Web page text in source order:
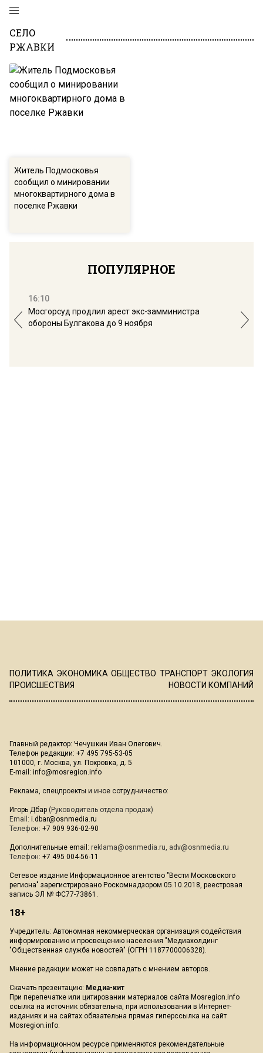
СЕЛО
РЖАВКИ
Житель Подмосковья
сообщил о минировании
многоквартирного дома в
поселке Ржавки
ПОПУЛЯРНОЕ
16:10
Мосгорсуд продлил арест экс-замминистра
обороны Булгакова до 9 ноября
ПОЛИТИКА ЭКОНОМИКА ОБЩЕСТВО ТРАНСПОРТ ЭКОЛОГИЯ
ПРОИСШЕСТВИЯ
НОВОСТИ КОМПАНИЙ
Главный редактор: Чечушкин Иван Олегович.
Телефон редакции: +7 495 795-53-05
101000, г. Москва, ул. Покровка, д. 5
E-mail: info@mosregion.info
Реклама, спецпроекты и иное сотрудничество:
Игорь Дбар (Руководитель отдела продаж)
Email: i.dbar@osnmedia.ru
Телефон: +7 909 936-02-90
Дополнительные email: reklama@osnmedia.ru, adv@osnmedia.ru
Телефон: +7 495 004-56-11
Сетевое издание Информационное агентство "Вести Московского
региона" зарегистрировано Роскомнадзором 05.10.2018, реестровая
запись ЭЛ № ФС77-73861.
18+
Учредитель: Автономная некоммерческая организация содействия
информированию и просвещению населения "Медиахолдинг
"Общественная служба новостей" (ОГРН 1187700006328).
Мнение редакции может не совпадать с мнением авторов.
Скачать презентацию: Медиа-кит
При перепечатке или цитировании материалов сайта Mosregion.info
ссылка на источник обязательна, при использовании в Интернет-
изданиях и на сайтах обязательна прямая гиперссылка на сайт
Mosregion.info.
На информационном ресурсе применяются рекомендательные